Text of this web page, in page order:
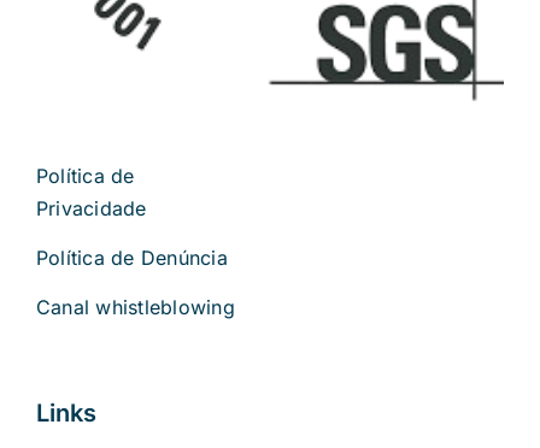
Política de
Privacidade
Política de Denúncia
Canal whistleblowing
Links